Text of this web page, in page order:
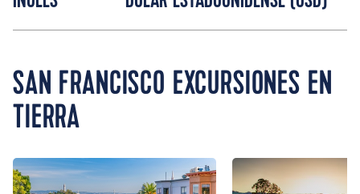
SAN FRANCISCO EXCURSIONES EN
TIERRA